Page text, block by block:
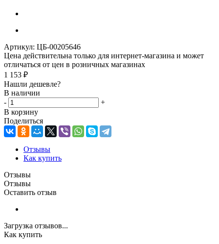
Артикул: ЦБ-00205646
Цена действительна только для интернет-магазина и может
отличаться от цен в розничных магазинах
1 153 ₽
Нашли дешевле?
В наличии
-
+
В корзину
Поделиться
Отзывы
Как купить
Отзывы
Отзывы
Оставить отзыв
Загрузка отзывов...
Как купить